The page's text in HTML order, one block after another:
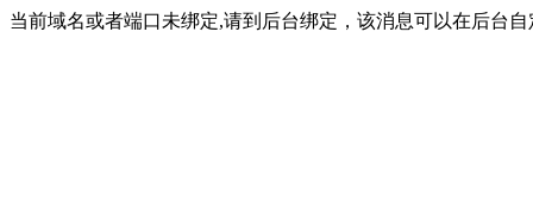
当前域名或者端口未绑定,请到后台绑定，该消息可以在后台自